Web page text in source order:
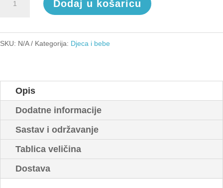
club
Dodaj u košaricu
SKU: N/A Kategorija: Djeca i bebe
Opis
Dodatne informacije
Sastav i održavanje
Tablica veličina
Dostava